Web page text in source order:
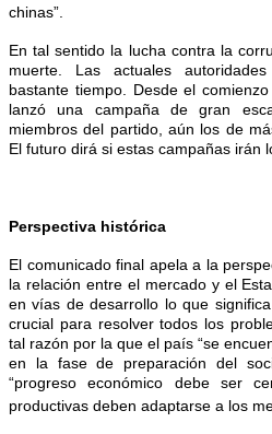
chinas”.
En tal sentido la lucha contra la
muerte. Las actuales
bastante tiempo. Desde el
lanzó una campaña de gran
miembros del partido, aún los de
El futuro dirá si estas campañas irán
Perspectiva histórica
El comunicado final apela a la
la relación entre el mercado y el
en vías de desarrollo lo que
crucial para resolver todos los
tal razón por la que el país “se
en la fase de preparación del
“progreso económico debe ser
productivas deben adaptarse a los